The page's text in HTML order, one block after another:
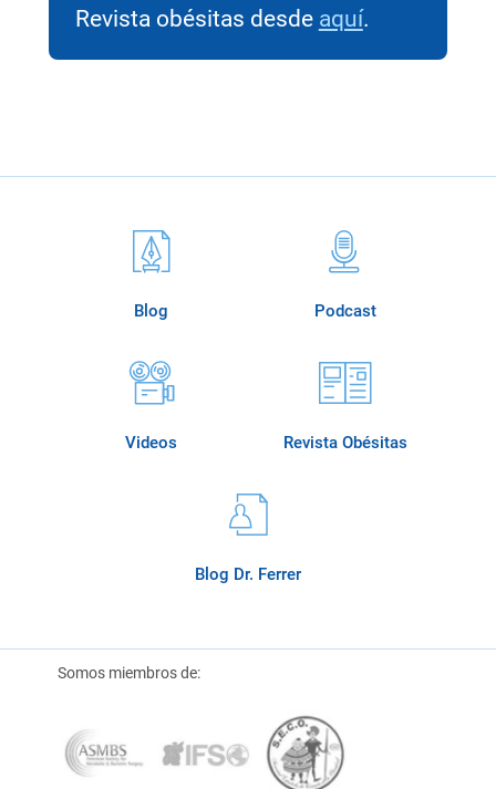
Revista obésitas desde aquí.
Blog Podcast
Videos Revista Obésitas
Blog Dr. Ferrer
Somos miembros de: